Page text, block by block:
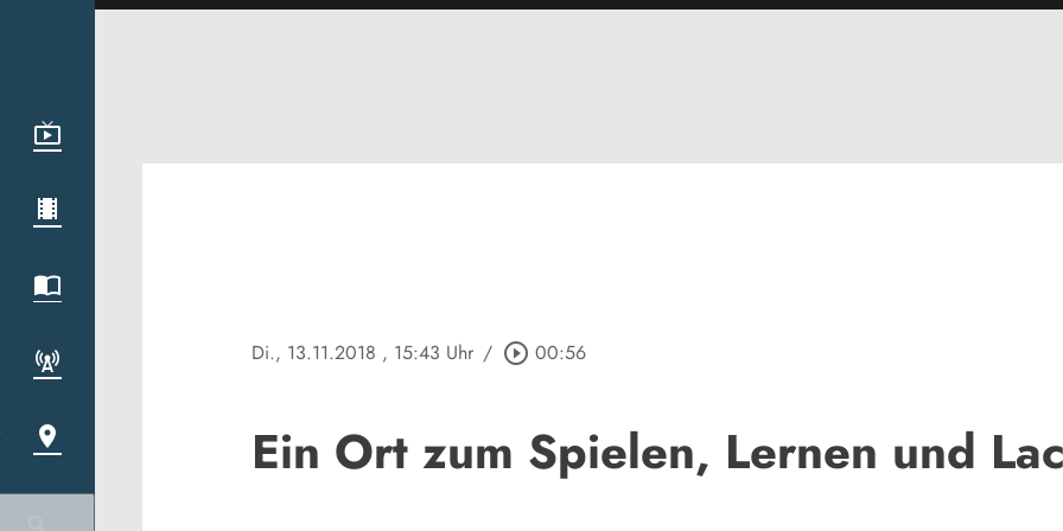
Di., 13.11.2018 , 15:43 Uhr / play_circle_outline 00:56
Ein Ort zum Spielen, Lernen und